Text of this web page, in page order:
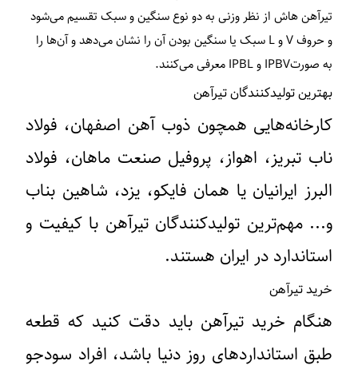
تیرآهن هاش از نظر وزنی به دو نوع سنگین و سبک تقسیم می‌شود
و حروف V و L سبک یا سنگین بودن آن را نشان می‌دهد و آن‌ها را
به صورتIPBV و IPBL معرفی می‌کنند.
بهترین تولیدکنندگان تیرآهن
کارخانه‌هایی همچون ذوب آهن اصفهان، فولاد
ناب تبریز، اهواز، پروفیل صنعت ماهان، فولاد
البرز ایرانیان یا همان فایکو، یزد، شاهین بناب
و... مهم‌ترین تولیدکنندگان تیرآهن با کیفیت و
استاندارد در ایران هستند.
خرید تیرآهن
هنگام خرید تیرآهن باید دقت کنید که قطعه
طبق استاندارد‌های روز دنیا باشد، افراد سودجو